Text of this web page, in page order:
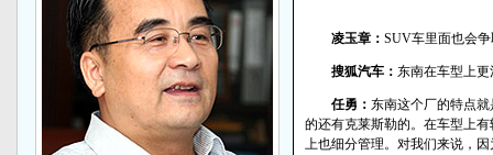
凌玉章： SUV车里面也会
搜狐汽车： 东南在车型上
任勇： 东南这个厂的特点
的还有克莱斯勒的。在车型上
上也细分管理。对我们来说，